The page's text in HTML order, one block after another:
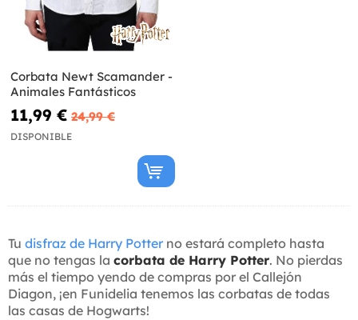
Corbata Newt Scamander -
Animales Fantásticos
11,99 € 24,99 €
DISPONIBLE
Tu disfraz de Harry Potter no estará completo hasta
que no tengas la corbata de Harry Potter. No pierdas
más el tiempo yendo de compras por el Callejón
Diagon, ¡en Funidelia tenemos las corbatas de todas
las casas de Hogwarts!